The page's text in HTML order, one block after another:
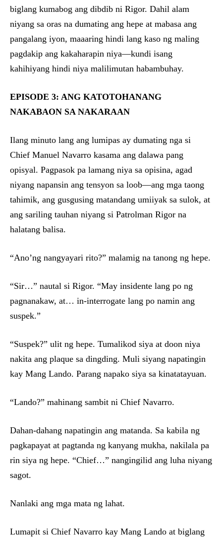
biglang kumabog ang dibdib ni Rigor. Dahil alam
niyang sa oras na dumating ang hepe at mabasa ang
pangalang iyon, maaaring hindi lang kaso ng maling
pagdakip ang kakaharapin niya—kundi isang
kahihiyang hindi niya malilimutan habambuhay.
EPISODE 3: ANG KATOTOHANANG
NAKABAON SA NAKARAAN
Ilang minuto lang ang lumipas ay dumating nga si
Chief Manuel Navarro kasama ang dalawa pang
opisyal. Pagpasok pa lamang niya sa opisina, agad
niyang napansin ang tensyon sa loob—ang mga taong
tahimik, ang gusgusing matandang umiiyak sa sulok, at
ang sariling tauhan niyang si Patrolman Rigor na
halatang balisa.
“Ano’ng nangyayari rito?” malamig na tanong ng hepe.
“Sir…” nautal si Rigor. “May insidente lang po ng
pagnanakaw, at… in-interrogate lang po namin ang
suspek.”
“Suspek?” ulit ng hepe. Tumalikod siya at doon niya
nakita ang plaque sa dingding. Muli siyang napatingin
kay Mang Lando. Parang napako siya sa kinatatayuan.
“Lando?” mahinang sambit ni Chief Navarro.
Dahan-dahang napatingin ang matanda. Sa kabila ng
pagkapayat at pagtanda ng kanyang mukha, nakilala pa
rin siya ng hepe. “Chief…” nangingilid ang luha niyang
sagot.
Nanlaki ang mga mata ng lahat.
Lumapit si Chief Navarro kay Mang Lando at biglang